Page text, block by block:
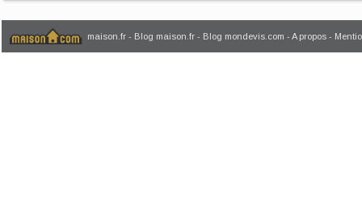
maison.fr - Blog maison.fr - Blog mondevis.com - A propos -